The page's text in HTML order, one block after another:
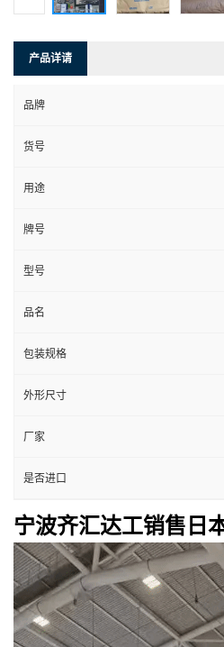
产品详请
品牌
货号
用途
牌号
型号
品名
包装规格
外形尺寸
厂家
是否进口
宁波齐汇达工销售日